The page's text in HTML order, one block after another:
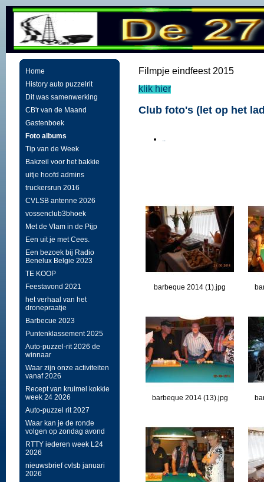
Home
History auto puzzelrit
Dit was samenwerking
CB'r van de Maand
Gastenboek
Foto albums
Tip van de Week
Bakzeil voor het bakkie
uitje hoofd admins
truckersrun 2016
CVLSB antenne 2026
vossenclub3bhoek
Met de Vlam in de Pijp
Een uit je met Cees.
Een bezoek bij Radio
Benelux Belgie 2023
TE KOOP
Feestavond 2021
het verhaal van het
dronepraatje
Barbecue 2023
Puntenklassement 2025
Auto-puzzel-rit 2026 de
winnaar
Waar zijn onze activiteiten
vanaf 2026
Recept van kruimel kokkie
week 24 2026
Auto-puzzel rit 2027
Waar kan je de ronde
volgen op zondag avond
RTTY iederen week L24
2026
nieuwsbrief cvlsb januari
2026
Filmpje eindfeest 2015
klik hier
Club foto's (let op het
..
barbeque 2014 (1).jpg
barbeque 2014 (13).jpg